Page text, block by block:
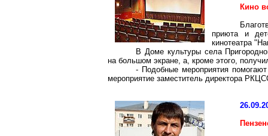
Кино
приюта и
кинотеатра
В Доме культуры села
на большом экране, а, кроме этого,
- Подобные мероприятия
мероприятие заместитель директора